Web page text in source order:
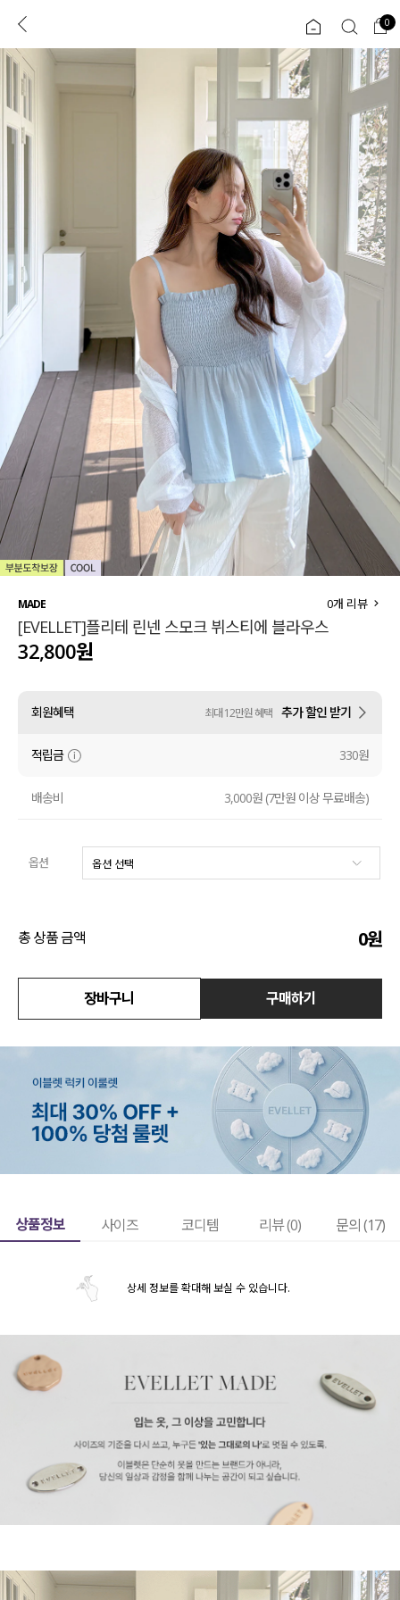
로그인 0
ENG
TW
JP
플러스핏 회원혜택 입
COMMUNITY
도착보장⚡
인플루언서 pick!
신상 5%
MADE
세트할인 ~30%
하객룩
살안타템
110사이즈
티셔츠
셔츠
원피스
니트
ALL
익스클루시브
아우터
티셔츠
니트
블라우스
원피스
팬츠
스커트
언더웨어
0
MADE
[EVELLET]플리테 린넨 스모크 뷔스티에 블라우스
0개 리뷰
32,800원
회원혜택 최대 12만원 혜택 추가 할인 받기
적립금 330원
배송비 3,000원 (7만원 이상 무료배송)
옵션
총 상품 금액 0원
장바구니 구매하기
상품정보 사이즈 코디템 리뷰 (0) 문의 (17)
상세 정보를 확대해 보실 수 있습니다.